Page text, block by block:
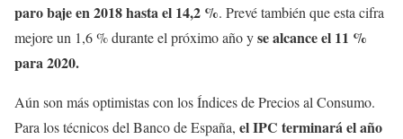
paro baje en 2018 hasta el 14,2 %. Prevé también que esta cifra
mejore un 1,6 % durante el próximo año yse alcance el 11 %
para 2020.
Aún son más optimistas con los Índices de Precios al Consumo.
Para los técnicos del Banco de España, el IPC terminará el año